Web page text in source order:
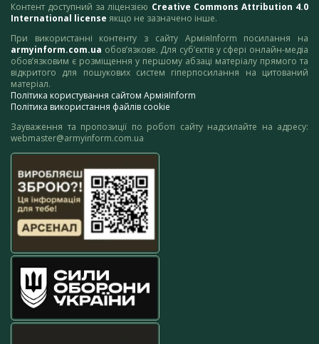
Контент доступний за ліцензією Creative Commons Attribution 4.0
International license якщо не зазначено інше.
При використанні контенту з сайту АрміяInform посилання на
armyinform.com.ua обов’язкове. Для суб’єктів у сфері онлайн-медіа
обов’язковим є розміщення у першому абзаці матеріалу прямого та
відкритого для пошукових систем гіперпосилання на цитований
матеріал.
Політика користування сайтом АрміяInform
Політика використання файлів cookie
Зауваження та пропозиції по роботі сайту надсилайте на адресу:
webmaster@armyinform.com.ua